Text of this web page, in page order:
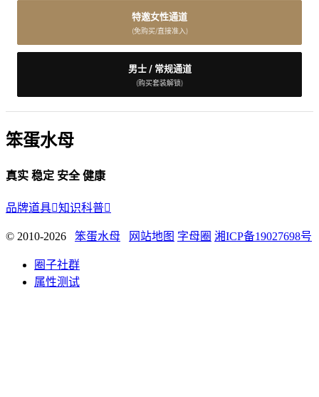
特邀女性通道
(免购买/直接准入)
男士 / 常规通道
(购买套装解锁)
笨蛋水母
真实 稳定 安全 健康
品牌道具知识科普
© 2010-2026 笨蛋水母 网站地图 字母圈 湘ICP备19027698号
圈子社群
属性测试